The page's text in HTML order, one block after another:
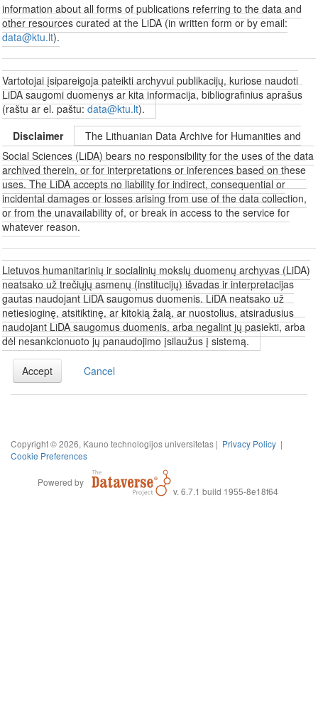
information about all forms of publications referring to the data and
other resources curated at the LiDA (in written form or by email:
data@ktu.lt).
Vartotojai įsipareigoja pateikti archyvui publikacijų, kuriose naudoti
LiDA saugomi duomenys ar kita informacija, bibliografinius aprašus
(raštu ar el. paštu:data@ktu.lt).
Disclaimer
The Lithuanian Data Archive for Humanities and
Social Sciences (LiDA) bears no responsibility for the uses of the data
archived therein, or for interpretations or inferences based on these
uses. The LiDA accepts no liability for indirect, consequential or
incidental damages or losses arising from use of the data collection,
or from the unavailability of, or break in access to the service for
whatever reason.
Lietuvos humanitarinių ir socialinių mokslų duomenų archyvas (LiDA)
neatsako už trečiųjų asmenų (institucijų) išvadas ir interpretacijas
gautas naudojant LiDA saugomus duomenis. LiDA neatsako už
netiesioginę, atsitiktinę, ar kitokią žalą, ar nuostolius, atsiradusius
naudojant LiDA saugomus duomenis, arba negalint jų pasiekti, arba
dėl nesankcionuoto jų panaudojimo įsilaužus į sistemą.
Accept Cancel
Copyright © 2026, Kauno technologijos universitetas | Privacy Policy |
Cookie Preferences
Powered by
v. 6.7.1 build 1955-8e18f64